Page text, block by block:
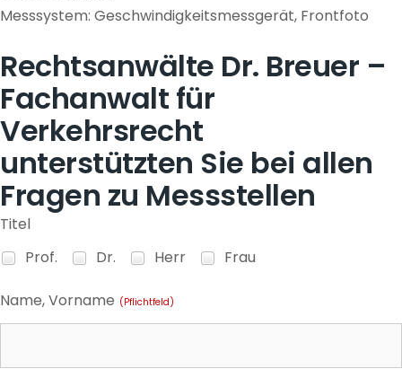
Messsystem: Geschwindigkeitsmessgerät, Frontfoto
Rechtsanwälte Dr. Breuer –
Fachanwalt für
Verkehrsrecht
unterstützten Sie bei allen
Fragen zu Messstellen
Titel
Prof.
Dr. Herr Frau
Name, Vorname (Pflichtfeld)